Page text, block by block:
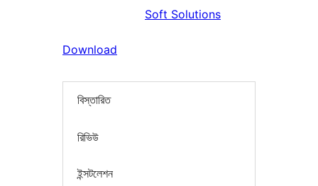
Soft Solutions
Download
বিস্তারিত
রিভিউ
ইন্সটলেশন